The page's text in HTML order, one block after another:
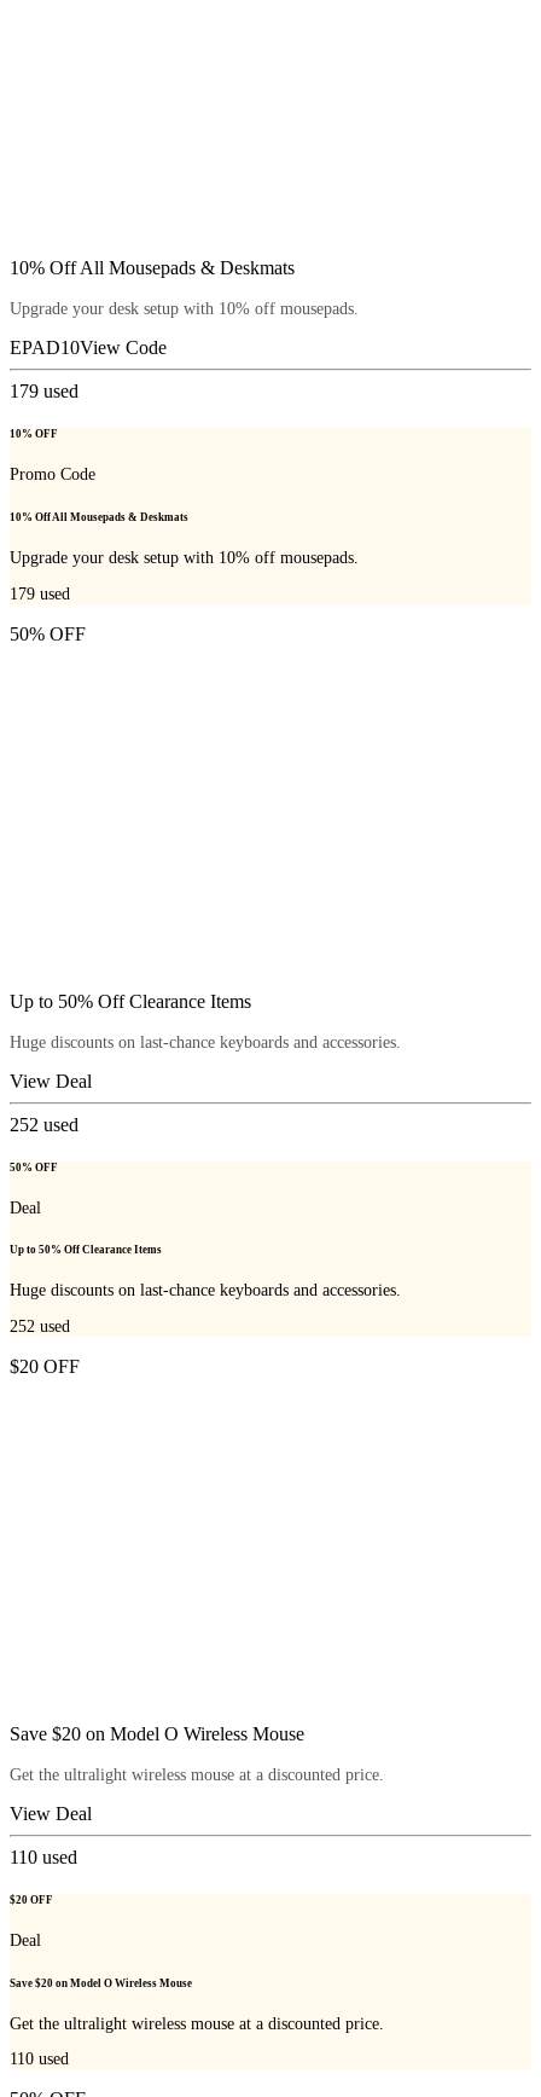
10% Off All Mousepads & Deskmats
Upgrade your desk setup with 10% off mousepads.
EPAD10View Code
179 used
10% OFF
Promo Code
10% Off All Mousepads & Deskmats
Upgrade your desk setup with 10% off mousepads.
179 used
50% OFF
Up to 50% Off Clearance Items
Huge discounts on last-chance keyboards and accessories.
View Deal
252 used
50% OFF
Deal
Up to 50% Off Clearance Items
Huge discounts on last-chance keyboards and accessories.
252 used
$20 OFF
Save $20 on Model O Wireless Mouse
Get the ultralight wireless mouse at a discounted price.
View Deal
110 used
$20 OFF
Deal
Save $20 on Model O Wireless Mouse
Get the ultralight wireless mouse at a discounted price.
110 used